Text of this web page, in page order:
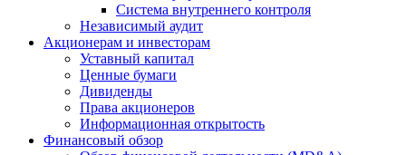
Система внутреннего контроля
Независимый аудит
Акционерам и инвесторам
Уставный капитал
Ценные бумаги
Дивиденды
Права акционеров
Информационная открытость
Финансовый обзор